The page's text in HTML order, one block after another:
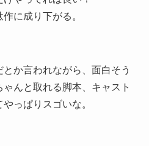
に成り下がる。
か言われながら、面白そう
んと取れる脚本、キャスト
っぱりスゴいな。